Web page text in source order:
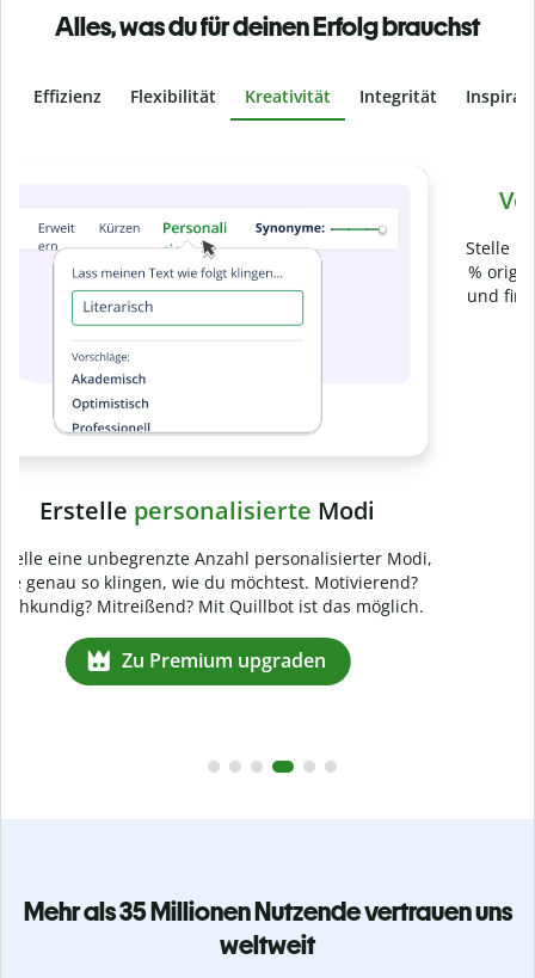
Alles, was du für deinen Erfolg brauchst
Effizienz Flexibilität Kreativität Integrität
Stelle mit der Plagiatsprüfung sicher, dass dein Text zu 100
% original ist. Analysiere deine Arbeit in Sekundenschnelle
und finde fehlende Quellenangaben in über 100 Sprachen.
Mehr als 35 Millionen Nutzende vertrauen uns
weltweit